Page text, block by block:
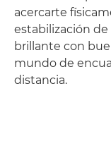
acercarte
estabilización
brillante con
mundo de
distancia.